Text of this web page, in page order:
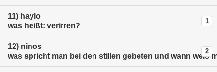
11) haylo
was heißt: verirren?
1
12) ninos
was spricht man bei den stillen gebeten und wann weis
2